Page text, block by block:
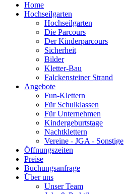
Home
Hochseilgarten
Hochseilgarten
Die Parcours
Der Kinderparcours
Sicherheit
Bilder
Kletter-Bau
Falckensteiner Strand
Angebote
Fun-Klettern
Für Schulklassen
Für Unternehmen
Kindergeburtstage
Nachtklettern
Vereine - JGA - Sonstige
Öffnungszeiten
Preise
Buchungsanfrage
Über uns
Unser Team